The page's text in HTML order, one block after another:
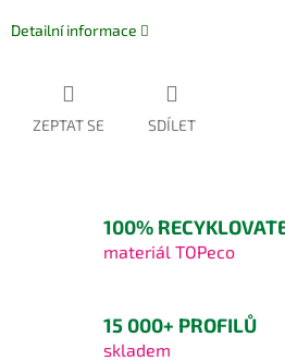
Detailní informace
ZEPTAT SE SDÍLET
100%
materiál TOPeco
15 000+ PROFILŮ
skladem